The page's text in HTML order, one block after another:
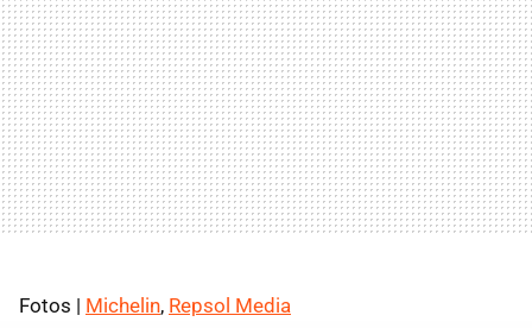
Fotos | Michelin, Repsol Media